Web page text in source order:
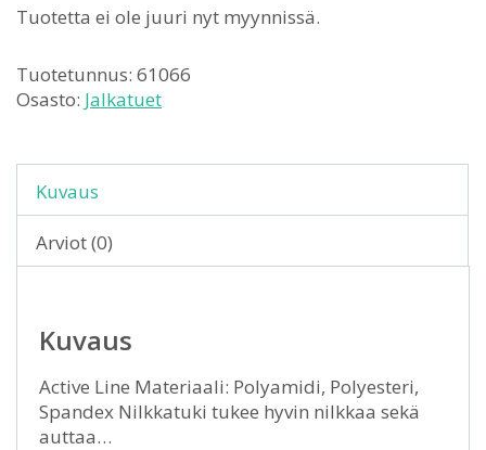
Tuotetta ei ole juuri nyt myynnissä.
Tuotetunnus: 61066
Osasto: Jalkatuet
Kuvaus
Arviot (0)
Kuvaus
Active Line Materiaali: Polyamidi, Polyesteri,
Spandex Nilkkatuki tukee hyvin nilkkaa sekä
auttaa…